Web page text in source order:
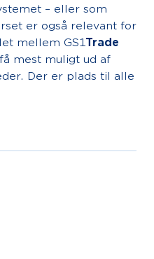
– eller som
er også relevant for
mellem GS1Trade
mest muligt ud af
Der er plads til alle